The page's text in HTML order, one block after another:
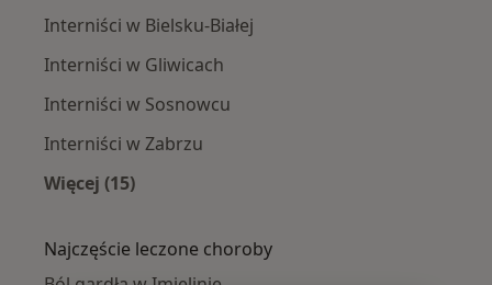
Interniści w Bielsku-Białej
Interniści w Gliwicach
Interniści w Sosnowcu
Interniści w Zabrzu
Więcej (15)
Najczęście leczone choroby